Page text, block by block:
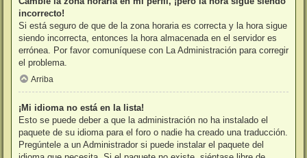
incorrecto!
Si está seguro de que de la zona horaria es correcta y la hora sigue
siendo incorrecta, entonces la hora almacenada en el servidor es
errónea. Por favor comuníquese con La Administración para corregir
el problema.
Arriba
¡Mi idioma no está en la lista!
Esto se puede deber a que la administración no ha instalado el
paquete de su idioma para el foro o nadie ha creado una traducción.
Pregúntele a un Administrador si puede instalar el paquete del